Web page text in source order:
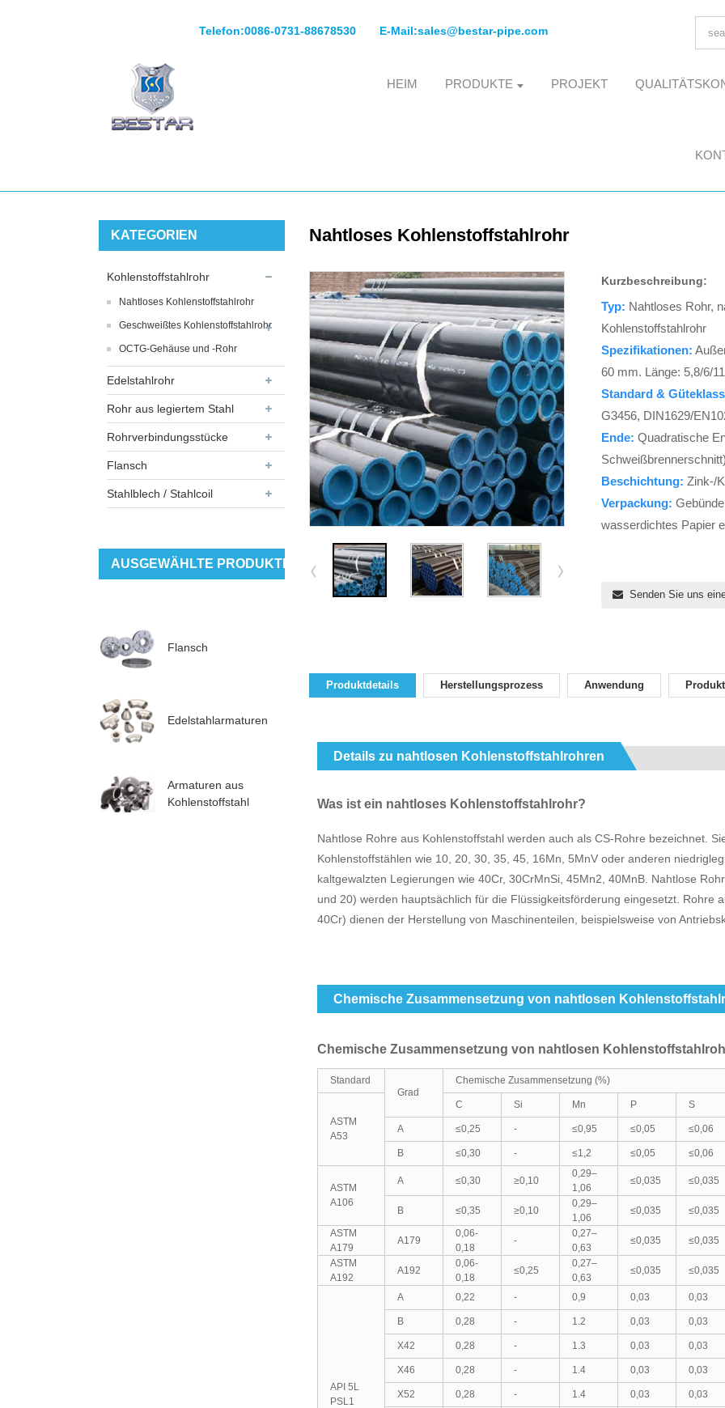
Telefon:0086-0731-88678530 E-Mail:sales@bestar-pipe.com
HEIM PRODUKTE PROJEKT
KATEGORIEN
Kohlenstoffstahlrohr
Nahtloses Kohlenstoffstahlrohr
Geschweißtes Kohlenstoffstahlrohr
OCTG-Gehäuse und -Rohr
Edelstahlrohr
Rohr aus legiertem Stahl
Rohrverbindungsstücke
Flansch
Stahlblech / Stahlcoil
AUSGEWÄHLTE PRODUKTE
Flansch
Edelstahlarmaturen
Armaturen aus
Kohlenstoffstahl
Nahtloses Kohlenstoffstahlrohr
Kurzbeschreibung:
Typ: Nahtloses Rohr,
Kohlenstoffstahlrohr
Spezifikationen:
60 mm. Länge: 5,8/6/
Standard &
G3456, DIN1629/
Ende: Quadratische
Beschichtung: Zink-/
Verpackung:
wasserdichtes Papier
Senden Sie uns
Produktdetails Herstellungsprozess Anwendung
Details zu nahtlosen Kohlenstoffstahlrohren
Was ist ein nahtloses Kohlenstoffstahlrohr?
Nahtlose Rohre aus Kohlenstoffstahl werden auch als CS-Rohre bezeichnet.
Kohlenstoffstählen wie 10, 20, 30, 35, 45, 16Mn, 5MnV oder anderen
kaltgewalzten Legierungen wie 40Cr, 30CrMnSi, 45Mn2, 40MnB. Nahtlose
und 20) werden hauptsächlich für die Flüssigkeitsförderung eingesetzt. Rohre
40Cr) dienen der Herstellung von Maschinenteilen, beispielsweise von
Chemische Zusammensetzung von nahtlosen
Chemische Zusammensetzung von nahtlosen
Standard
Grad
Chemische Zusammensetzung (%)
ASTM
A53
C Si Mn P S
A ≤0,25 - ≤0,95 ≤0,05 ≤0,06
B ≤0,30 - ≤1,2 ≤0,05 ≤0,06
ASTM
A106
A ≤0,30 ≥0,10
0,29–
1,06
≤0,035 ≤0,035
B ≤0,35 ≥0,10
0,29–
1,06
≤0,035
≤0,035
ASTM
A179
A179
0,06-
0,18
-
0,27–
0,63
≤0,035
≤0,035
ASTM
A192
A192
0,06-
0,18
≤0,25
0,27–
0,63
≤0,035 ≤0,035
API 5L
PSL1
A 0,22 - 0,9 0,03 0,03
B 0,28 - 1.2 0,03 0,03
X42 0,28 - 1.3 0,03 0,03
X46 0,28 - 1.4 0,03 0,03
X52 0,28 - 1.4 0,03 0,03